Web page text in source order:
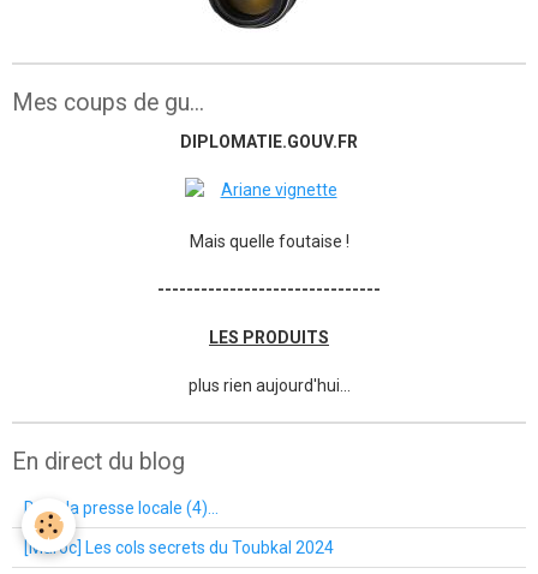
Mes coups de gu...
DIPLOMATIE.GOUV.FR
Mais quelle foutaise !
-------------------------------
LES PRODUITS
plus rien aujourd'hui...
En direct du blog
Dans la presse locale (4)...
[Maroc] Les cols secrets du Toubkal 2024